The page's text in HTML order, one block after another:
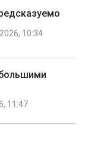
10:34
11:47